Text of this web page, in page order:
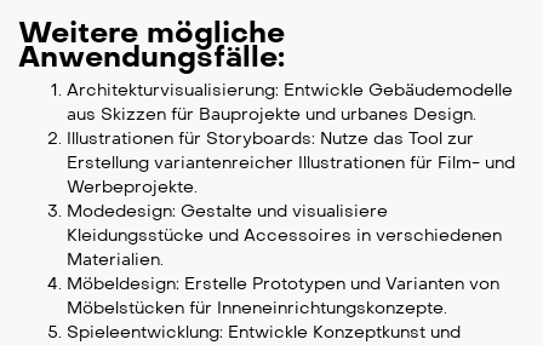
Weitere mögliche
Anwendungsfälle:
Architekturvisualisierung: Entwickle Gebäudemodelle
aus Skizzen für Bauprojekte und urbanes Design.
Illustrationen für Storyboards: Nutze das Tool zur
Erstellung variantenreicher Illustrationen für Film- und
Werbeprojekte.
Modedesign: Gestalte und visualisiere
Kleidungsstücke und Accessoires in verschiedenen
Materialien.
Möbeldesign: Erstelle Prototypen und Varianten von
Möbelstücken für Inneneinrichtungskonzepte.
Spieleentwicklung: Entwickle Konzeptkunst und